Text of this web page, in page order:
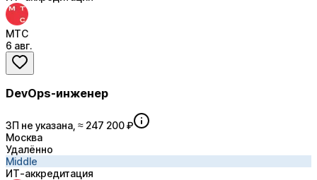
МТС
6 авг.
DevOps-инженер
ЗП не указана, ≈ 247 200 ₽
Москва
Удалённо
Middle
ИТ-аккредитация